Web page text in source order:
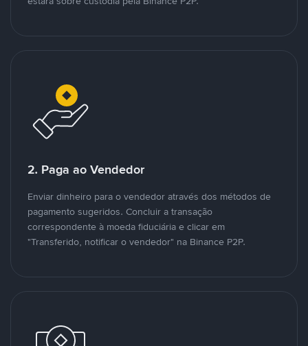
2. Paga ao Vendedor
Enviar dinheiro para o vendedor através dos métodos de
pagamento sugeridos. Concluir a transação
correspondente à moeda fiduciária e clicar em
"Transferido, notificar o vendedor" na Binance P2P.